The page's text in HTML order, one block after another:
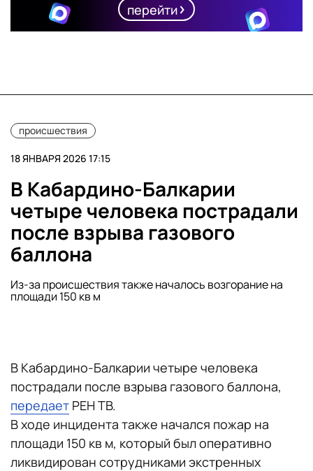
перейти
происшествия
18 ЯНВАРЯ 2026 17:15
В Кабардино-Балкарии
четыре человека пострадали
после взрыва газового
баллона
Из-за происшествия также началось возгорание на
площади 150 кв м
В Кабардино-Балкарии четыре человека
пострадали после взрыва газового баллона,
передает РЕН ТВ.
В ходе инцидента также начался пожар на
площади 150 кв м, который был оперативно
ликвидирован сотрудниками экстренных